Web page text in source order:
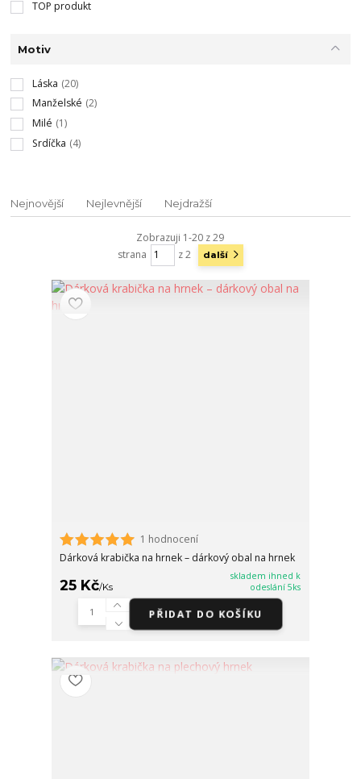
TOP produkt
Motiv
Láska (20)
Manželské (2)
Milé (1)
Srdíčka (4)
Nejnovější Nejlevnější Nejdražší
Zobrazuji 1-20 z 29
strana
z 2 další
1 hodnocení
Dárková krabička na hrnek – dárkový obal na hrnek
25 Kč/Ks
skladem ihned k
odeslání 5ks
PŘIDAT DO KOŠÍKU